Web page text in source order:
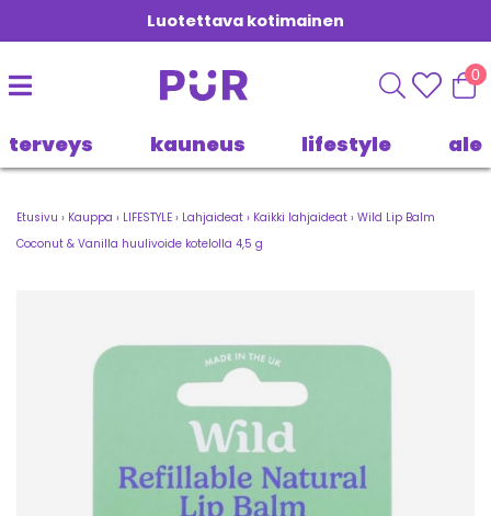
Luotettava kotimainen
0
terveys kauneus lifestyle ale
Etusivu › Kauppa › LIFESTYLE › Lahjaideat › Kaikki lahjaideat › Wild Lip Balm
Coconut & Vanilla huulivoide kotelolla 4,5 g